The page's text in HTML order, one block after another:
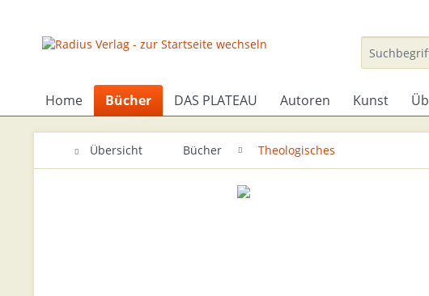
Home Bücher DAS PLATEAU Autoren Kunst
Übersicht Bücher Theologisches